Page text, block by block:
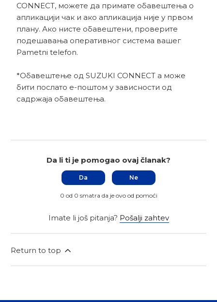
CONNECT, можете да примате обавештења о
апликацији чак и ако апликација није у првом
плану. Ако нисте обавештени, проверите
подешавања оперативног система вашег
Pametni telefon.
*Обавештење од SUZUKI CONNECT а може
бити послато е-поштом у зависности од
садржаја обавештења.
Da li ti je pomogao ovaj članak?
Da Ne
0 od 0 smatra da je ovo od pomoći
Imate li još pitanja? Pošalji zahtev
Return to top